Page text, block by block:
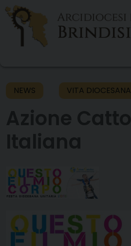
Skip
content
NEWS VITA DIOCESANA